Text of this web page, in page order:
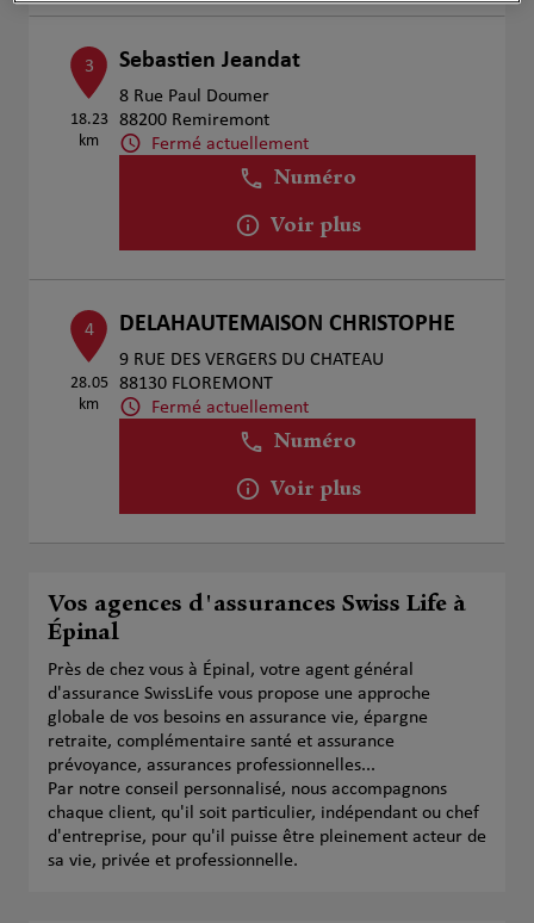
3
18.23
km
Sebastien Jeandat
8 Rue Paul Doumer
88200 Remiremont
Fermé actuellement
Numéro
Voir plus
4
28.05
km
DELAHAUTEMAISON CHRISTOPHE
9 RUE DES VERGERS DU CHATEAU
88130 FLOREMONT
Fermé actuellement
Numéro
Voir plus
Vos agences d'assurances Swiss Life à
Épinal
Près de chez vous à Épinal, votre agent général
d'assurance SwissLife vous propose une approche
globale de vos besoins en assurance vie, épargne
retraite, complémentaire santé et assurance
prévoyance, assurances professionnelles...
Par notre conseil personnalisé, nous accompagnons
chaque client, qu'il soit particulier, indépendant ou chef
d'entreprise, pour qu'il puisse être pleinement acteur de
sa vie, privée et professionnelle.